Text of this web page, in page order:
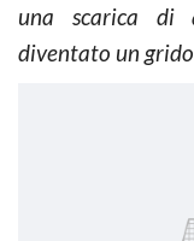
una scarica di
diventato un